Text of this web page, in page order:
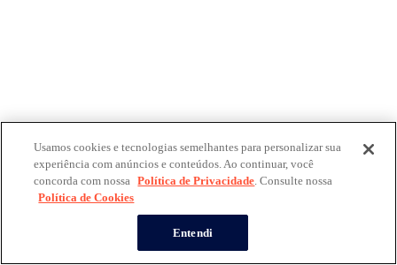
Usamos cookies e tecnologias semelhantes para personalizar sua
experiência com anúncios e conteúdos. Ao continuar, você
concorda com nossa Política de Privacidade. Consulte nossa
Política de Cookies
Entendi